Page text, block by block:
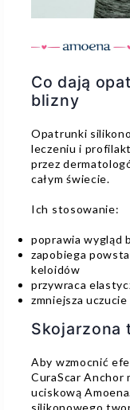
Co dają
blizny
Opatrunki
leczeniu i
przez
całym świecie.
Ich stosowanie:
poprawia wygląd
zapobiega
keloidów
przywraca
zmniejsza
Skojarzona
Aby wzmocnić
CuraScar Anchor
uciskową
silikonowego